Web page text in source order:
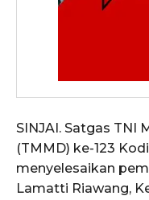
SINJAI. Satgas TNI
(TMMD) ke-123
menyelesaikan
Lamatti Riawang,